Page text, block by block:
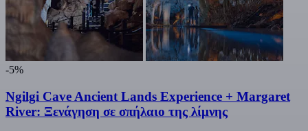
-5%
Ngilgi Cave Ancient Lands Experience + Margaret
River: Ξενάγηση σε σπήλαιο της λίμνης